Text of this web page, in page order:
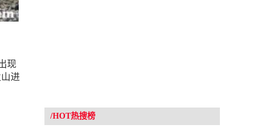
现
进
/HOT热搜榜